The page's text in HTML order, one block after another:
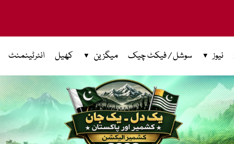
نیوز سوشل / فیکٹ چیک میگزین کھیل انٹرٹینمنٹ